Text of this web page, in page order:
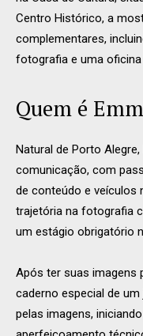
Centro Histórico, a
complementares,
fotografia e uma oficina
Quem é
Natural de Porto
comunicação, com
de conteúdo e veículos
trajetória na fotografia
um estágio obrigatório
Após ter suas imagens
caderno especial de
pelas imagens,